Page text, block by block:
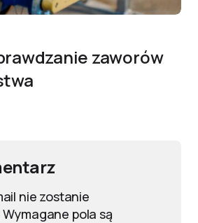
zaworów
nie zostanie
Wymagane pola są